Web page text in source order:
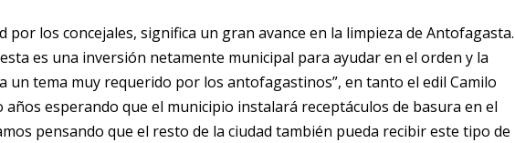
por los concejales, significa un gran avance en la limpieza de Antofagasta.
es una inversión netamente municipal para ayudar en el orden y la
un tema muy requerido por los antofagastinos”, en tanto el edil Camilo
años esperando que el municipio instalará receptáculos de basura en el
pensando que el resto de la ciudad también pueda recibir este tipo de